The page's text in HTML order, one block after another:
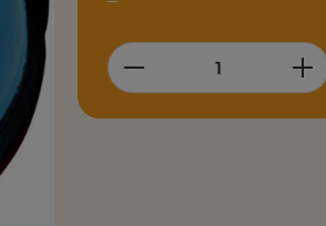
Product